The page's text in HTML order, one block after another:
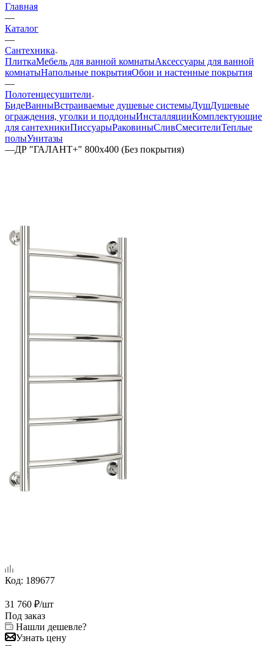
Главная
—
Каталог
—
Сантехника
ПлиткаМебель для ванной комнатыАксессуары для ванной
комнатыНапольные покрытияОбои и настенные покрытия
—
Полотенцесушители
БидеВанныВстраиваемые душевые системыДушДушевые
ограждения, уголки и поддоныИнсталляцииКомплектующие
для сантехникиПиссуарыРаковиныСливСмесителиТеплые
полыУнитазы
—ДР "ГАЛАНТ+" 800х400 (Без покрытия)
Код: 189677
31 760 ₽/шт
Под заказ
Нашли дешевле?
Узнать цену